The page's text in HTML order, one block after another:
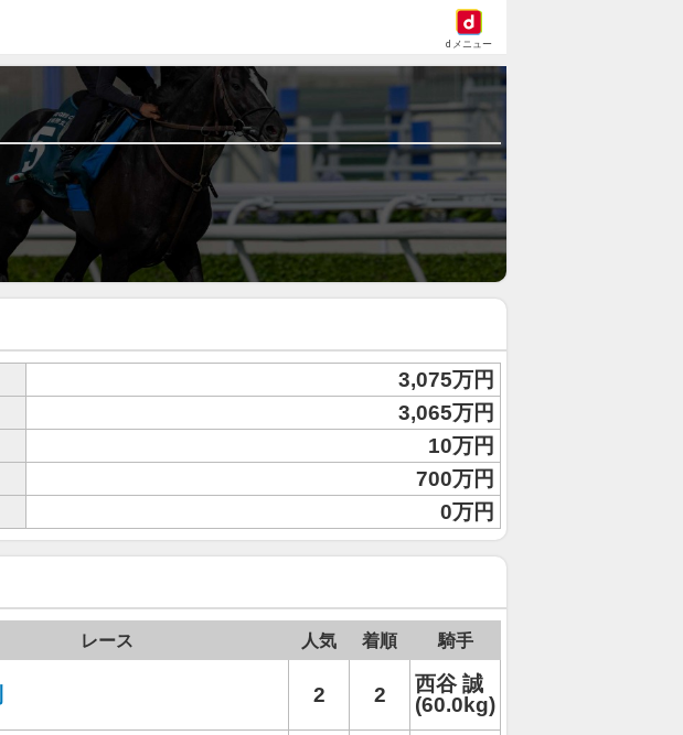
dメニュー
3,075万円
3,065万円
10万円
700万円
0万円
レース 人気 着順 騎手
2 2
西谷 誠
(60.0kg)